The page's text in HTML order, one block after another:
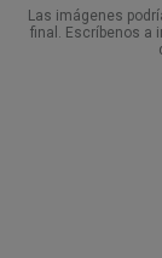
Las imágenes
final. Escríbenos a